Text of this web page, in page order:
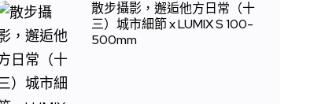
散步攝影，邂逅他方日常（十
三）城市細節 x LUMIX S 100-
500mm